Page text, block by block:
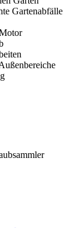
Gartenabfälle
